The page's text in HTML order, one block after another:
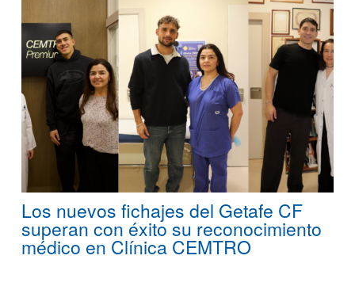
Los nuevos fichajes del Getafe CF
superan con éxito su reconocimiento
médico en Clínica CEMTRO